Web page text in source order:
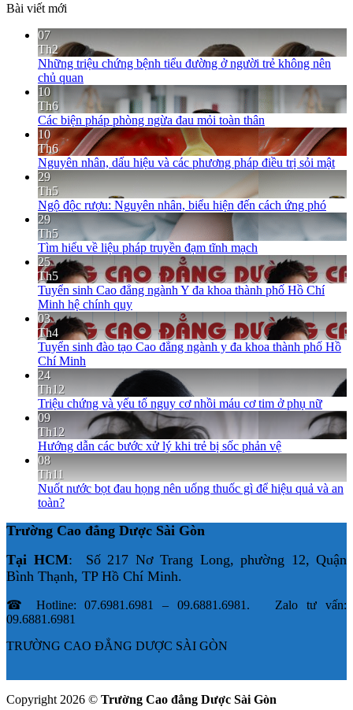
Bài viết mới
07
Th2
Những triệu chứng bệnh tiểu đường ở người trẻ không nên
chủ quan
10
Th6
Các biện pháp phòng ngừa đau mỏi toàn thân
10
Th6
Nguyên nhân, dấu hiệu và các phương pháp điều trị sỏi mật
29
Th5
Ngộ độc rượu: Nguyên nhân, biểu hiện đến cách ứng phó
29
Th5
Tìm hiểu về liệu pháp truyền đạm tĩnh mạch
25
Th5
Tuyển sinh Cao đẳng ngành Y đa khoa thành phố Hồ Chí
Minh hệ chính quy
03
Th4
Tuyển sinh đào tạo Cao đẳng ngành y đa khoa thành phố Hồ
Chí Minh
24
Th12
Triệu chứng và yếu tố nguy cơ nhồi máu cơ tim ở phụ nữ
09
Th12
Hướng dẫn các bước xử lý khi trẻ bị sốc phản vệ
08
Th11
Nuốt nước bọt đau họng nên uống thuốc gì để hiệu quả và an
toàn?
Trường Cao đẳng Dược Sài Gòn
Tại HCM: Số 217 Nơ Trang Long, phường 12, Quận
Bình Thạnh, TP Hồ Chí Minh.
☎ Hotline: 07.6981.6981 – 09.6881.6981. Zalo tư vấn:
09.6881.6981
TRƯỜNG CAO ĐẲNG DƯỢC SÀI GÒN
Copyright 2026 © Trường Cao đẳng Dược Sài Gòn